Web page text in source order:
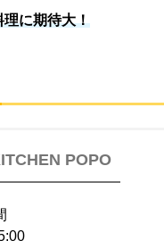
理に期待大！
POPO